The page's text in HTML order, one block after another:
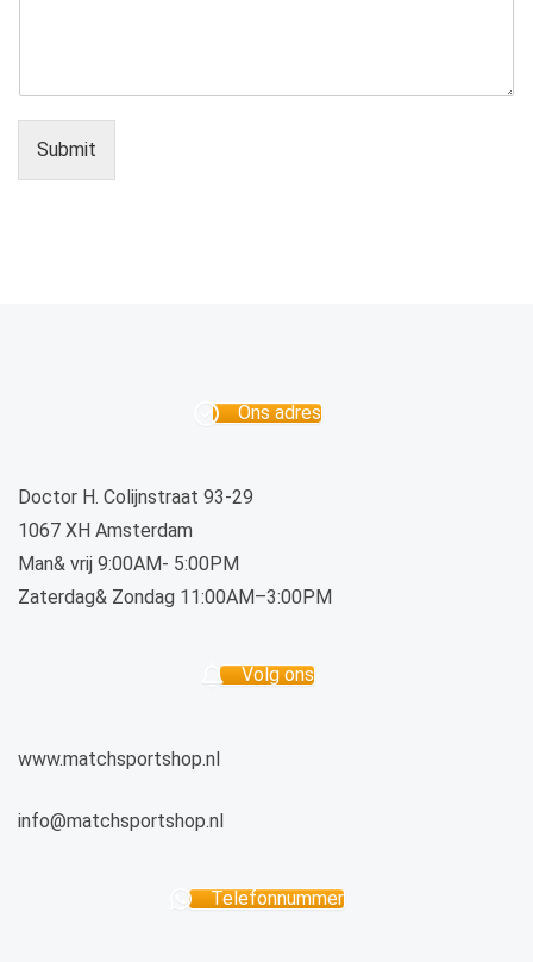
Submit
Ons adres
Doctor H. Colijnstraat 93-29
1067 XH Amsterdam
Man& vrij 9:00AM- 5:00PM
Zaterdag& Zondag 11:00AM–3:00PM
Volg ons
www.matchsportshop.nl
info@matchsportshop.nl
Telefonnummer